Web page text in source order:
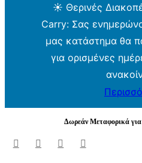
☀️ Θερινές
Carry: Σας
μας κατάστημα θα
για ορισμένες
Δωρεάν Μεταφορικά